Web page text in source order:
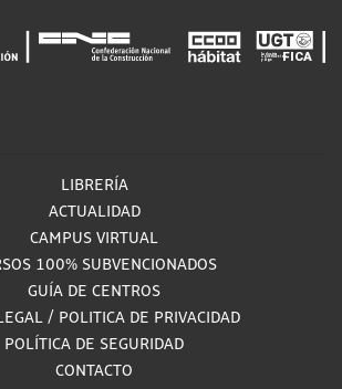
LIBRERÍA
ACTUALIDAD
CAMPUS VIRTUAL
100% SUBVENCIONADOS
GUÍA DE CENTROS
/ POLITICA DE PRIVACIDAD
POLÍTICA DE SEGURIDAD
CONTACTO